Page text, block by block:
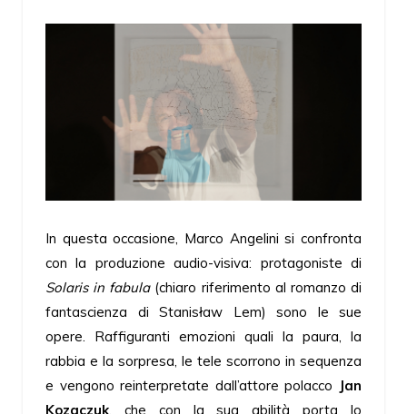
In questa occasione, Marco Angelini si confronta
con la produzione audio-visiva: protagoniste di
Solaris in fabula (chiaro riferimento al romanzo di
fantascienza di Stanisław Lem) sono le sue
opere. Raffiguranti emozioni quali la paura, la
rabbia e la sorpresa, le tele scorrono in sequenza
e vengono reinterpretate dall’attore polacco Jan
Kozaczuk, che con la sua abilità porta lo